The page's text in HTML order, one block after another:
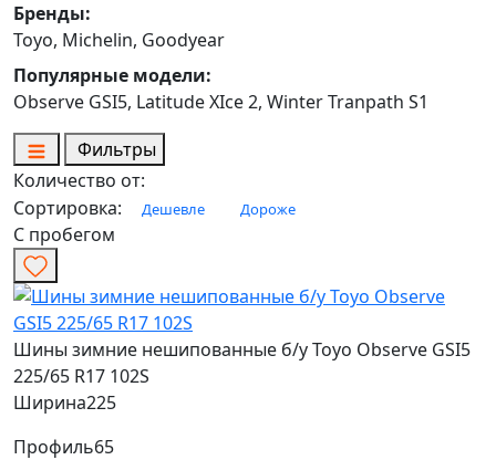
Бренды:
Toyo, Michelin, Goodyear
Популярные модели:
Observe GSI5, Latitude XIce 2, Winter Tranpath S1
Фильтры
Количество от:
Сортировка:
Дешевле Дороже
С пробегом
Шины зимние нешипованные б/у Toyo Observe GSI5
225/65 R17 102S
Ширина225
Профиль65